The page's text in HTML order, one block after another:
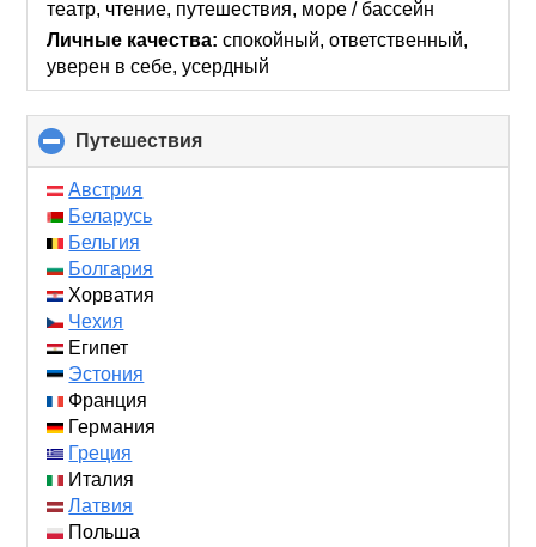
театр, чтение, путешествия, море / бассейн
Личные качества: спокойный, ответственный,
уверен в себе, усердный
Путешествия
to
Австрия
Беларусь
Бельгия
Болгария
Хорватия
Чехия
Египет
Эстония
Франция
Германия
Греция
Италия
Латвия
Польша